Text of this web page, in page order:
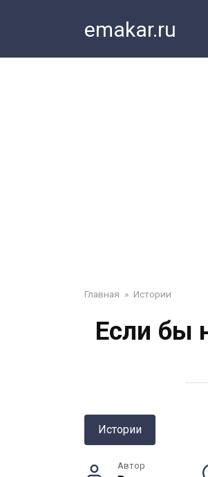
emakar.ru
Главная » Истории
Если бы
Истории
Автор